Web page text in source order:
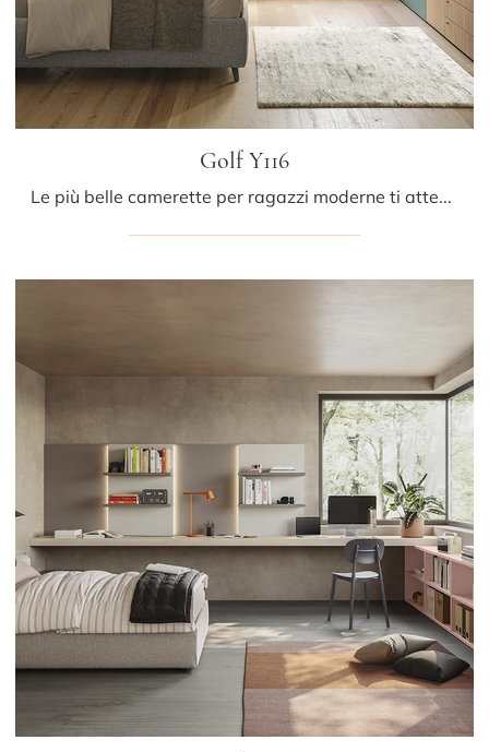
Golf Y116
Le più belle camerette per ragazzi moderne ti attendono! Scopri il modello Golf Y116 di Colombini Casa.